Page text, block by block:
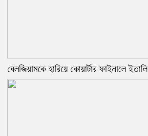
বেলজিয়ামকে হারিয়ে কোয়ার্টার ফাইনালে ইতালি